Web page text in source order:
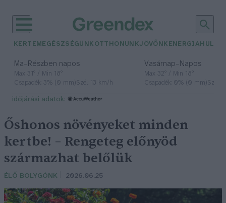
KERTEM EGÉSZSÉGÜNK OTTHONUNKJÖVŐNK ENERGIA
Ma– Részben napos
Max 31° / Min 18°
Csapadék: 3% (0 mm)Szél: 13 km/h
Vasárnap– Napos
Max 32° / Min 18°
Csapadék: 0% (0 mm)Szél:
időjárási adatok:
Őshonos növényeket minden
kertbe! – Rengeteg előnyöd
származhat belőlük
ÉLŐ BOLYGÓNK 2026.06.25